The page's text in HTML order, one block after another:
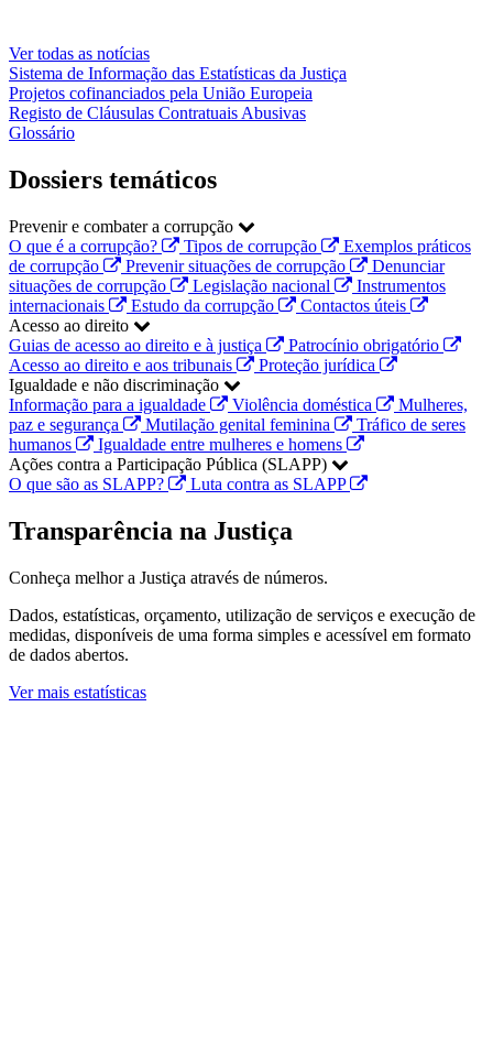
Ver todas as notícias
Sistema de Informação das Estatísticas da Justiça
Projetos cofinanciados pela União Europeia
Registo de Cláusulas Contratuais Abusivas
Glossário
Dossiers temáticos
Prevenir e combater a corrupção
O que é a corrupção?
Tipos de corrupção
Exemplos práticos
de corrupção
Prevenir situações de corrupção
Denunciar
situações de corrupção
Legislação nacional
Instrumentos
internacionais
Estudo da corrupção
Contactos úteis
Acesso ao direito
Guias de acesso ao direito e à justiça
Patrocínio obrigatório
Acesso ao direito e aos tribunais
Proteção jurídica
Igualdade e não discriminação
Informação para a igualdade
Violência doméstica
Mulheres,
paz e segurança
Mutilação genital feminina
Tráfico de seres
humanos
Igualdade entre mulheres e homens
Ações contra a Participação Pública (SLAPP)
O que são as SLAPP?
Luta contra as SLAPP
Transparência na Justiça
Conheça melhor a Justiça através de números.
Dados, estatísticas, orçamento, utilização de serviços e execução de
medidas, disponíveis de uma forma simples e acessível em formato
de dados abertos.
Ver mais estatísticas